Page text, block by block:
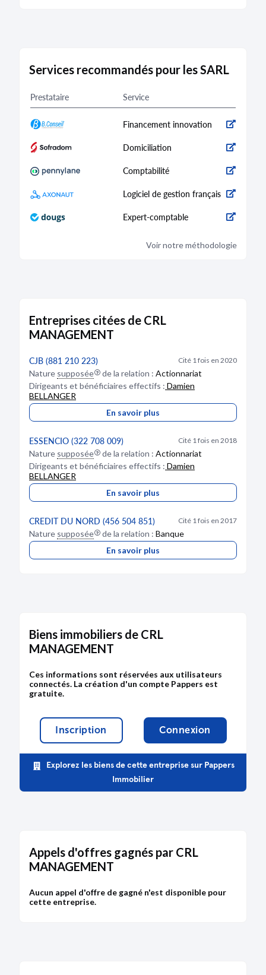
Services recommandés pour les SARL
Prestataire Service
Financement innovation
Domiciliation
Comptabilité
Logiciel de gestion français
Expert-comptable
Voir notre méthodologie
Entreprises citées de CRL
MANAGEMENT
CJB (881 210 223) Cité 1 fois en 2020
Nature supposée de la relation : Actionnariat
Dirigeants et bénéficiaires effectifs : Damien
BELLANGER
En savoir plus
ESSENCIO (322 708 009) Cité 1 fois en 2018
Nature supposée de la relation : Actionnariat
Dirigeants et bénéficiaires effectifs : Damien
BELLANGER
En savoir plus
CREDIT DU NORD (456 504 851) Cité 1 fois en 2017
Nature supposée de la relation : Banque
En savoir plus
Biens immobiliers de CRL
MANAGEMENT
Ces informations sont réservées aux utilisateurs
connectés. La création d'un compte Pappers est
gratuite.
Inscription Connexion
Explorez les biens de cette entreprise sur Pappers
Immobilier
Appels d'offres gagnés par CRL
MANAGEMENT
Aucun appel d'offre de gagné n'est disponible pour
cette entreprise.